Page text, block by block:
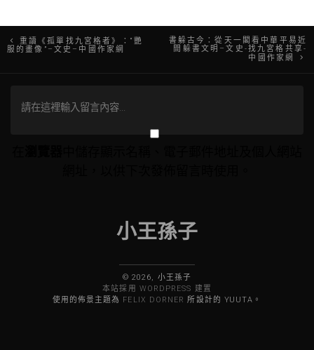
文
導
重讀《孤單找九宮格者》：“艷
服的畫像”–文史–中國作家網
書躲古今：從天一閣看中華平易近
間躲書文明–文史-找九宮格共享-
中國作家網
小王孫子
© 2026, 小王孫子
本站採用 WORDPRESS 建置
使用的佈景主題為
FELIX DORNER 所設計的 YUUTA。